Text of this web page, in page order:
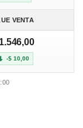
VENTA
-$ 10,00